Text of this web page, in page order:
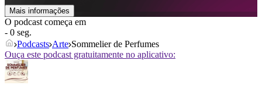
Mais informações
O podcast começa em
- 0 seg.
Podcasts Arte Sommelier de Perfumes
Ouça este podcast gratuitamente no aplicativo: